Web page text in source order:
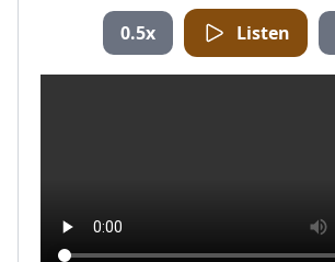
0.5x Listen